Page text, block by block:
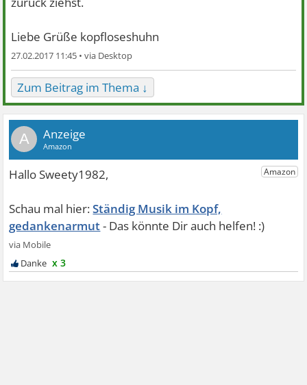
Liebe Grüße kopfloseshuhn
27.02.2017 11:45 •
Zum Beitrag im Thema ↓
A
Ständig Musik im Kopf,
gedankenarmut
x 3